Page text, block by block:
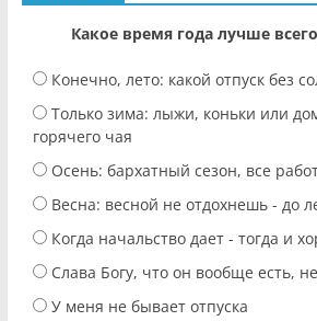
Какое время года лучше
Конечно, лето: какой отпуск без
Только зима: лыжи, коньки или
горячего чая
Осень: бархатный сезон, все
Весна: весной не отдохнешь - до
Когда начальство дает - тогда и
Слава Богу, что он вообще есть,
У меня не бывает отпуска